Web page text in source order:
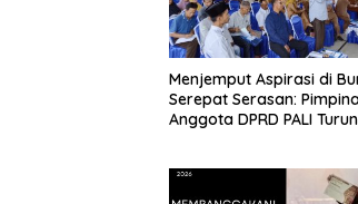
Menjemput Aspirasi di
Serepat Serasan:
Anggota DPRD PALI Turun
2 Tahun 2026